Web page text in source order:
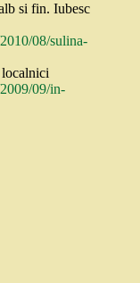
si fin. Iubesc
08/sulina-
localnici
09/in-